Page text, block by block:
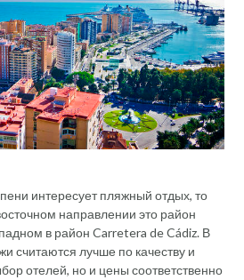
интересует пляжный отдых, то
направлении это район
в район Carretera de Cádiz. В
считаются лучше по качеству и
отелей, но и цены соответственно